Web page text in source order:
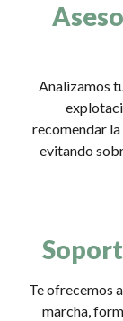
Analizamos
recomendar
evitando
Te ofrecemos
marcha,